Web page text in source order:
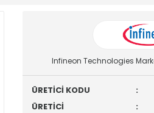
Infineon Technologies
ÜRETİCİ KODU :
ÜRETİCİ :